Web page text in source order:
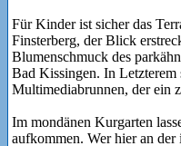
Für Kinder ist sicher das
Finsterberg, der Blick
Blumenschmuck des
Bad Kissingen. In
Multimediabrunnen, der ein
Im mondänen Kurgarten
aufkommen. Wer hier an der